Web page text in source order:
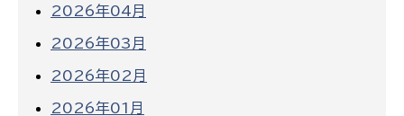
2026年04月
2026年03月
2026年02月
2026年01月